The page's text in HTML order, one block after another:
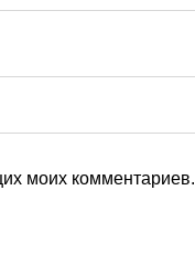
моих комментариев.